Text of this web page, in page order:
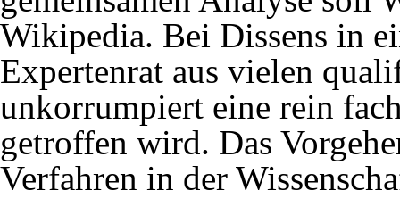
15.04.2020 Stuttgart 21,“Mario
03.01.2020 Stuttgart 21/
07.19-01.20 Stuttgart 21/Leistung
Kapazitätsrückbau.
Wikipedia. Bei Dissens in
Expertenrat aus vielen
unkorrumpiert eine rein
getroffen wird. Das
Verfahren in der